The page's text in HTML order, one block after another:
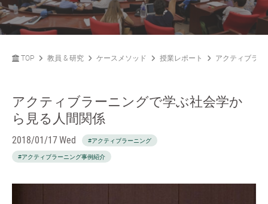
TOP 教員 & 研究 ケースメソッド 授業レポート アクティブラ
アクティブラーニングで学ぶ社会学か
ら見る人間関係
2018/01/17 Wed #アクティブラーニング
#アクティブラーニング事例紹介